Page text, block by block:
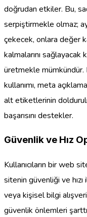
doğrudan etkiler. Bu,
serpiştirmekle olmaz;
çekecek, onlara değer
kalmalarını
üretmekle mümkündür.
kullanımı, meta
alt etiketlerinin
başarısını destekler.
Güvenlik ve Hız
Kullanıcıların bir web
sitenin güvenliği ve
veya kişisel bilgi
güvenlik önlemleri